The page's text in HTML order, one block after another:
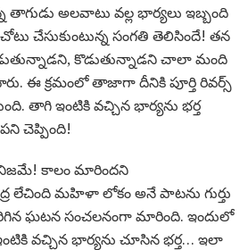
తాగుడు అలవాటు వల్ల భార్యలు ఇబ్బంది
చేసుకుంటున్న సంగతి తెలిసిందే! తన
కొడుతున్నాడని చాలా మంది
ఈ క్రమంలో తాజాగా దీనికి పూర్తి రివర్స్
తాగి ఇంటికి వచ్చిన భార్యను భర్త
చెప్పింది!
నిజమే! కాలం మారిందని
లేచింది మహిళా లోకం అనే పాటను గుర్తు
ఘటన సంచలనంగా మారింది. ఇందులో
వచ్చిన భార్యను చూసిన భర్త… ఇలా